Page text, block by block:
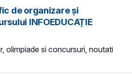
de organizare şi
INFOEDUCAȚIE
olimpiade si concursuri, noutati